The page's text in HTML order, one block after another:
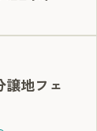
地フェ